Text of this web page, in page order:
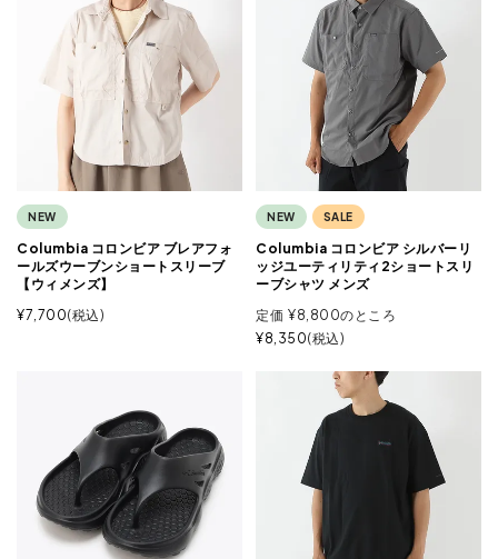
NEW
Columbia コロンビア ブレアフォ
ールズウーブンショートスリーブ
【ウィメンズ】
¥7,700 税込
NEW SALE
Columbia コロンビア シルバーリ
ッジユーティリティ2ショートスリ
ーブシャツ メンズ
定価 ¥8,800のところ
¥8,350 税込